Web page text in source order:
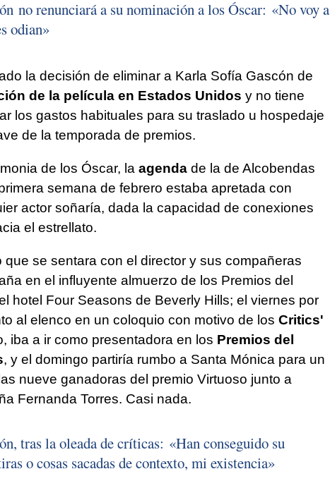
no renunciará a su nominación a los Óscar: «No voy a
odian»
la decisión de eliminar a Karla Sofía Gascón de
de la película en Estados Unidos y no tiene
los gastos habituales para su traslado u hospedaje
de la temporada de premios.
de los Óscar, la agendade la de Alcobendas
semana de febrero estaba apretada con
actor soñaría, dada la capacidad de conexiones
el estrellato.
se sentara con el director y sus compañeras
en el influyente almuerzo de los Premios del
hotel Four Seasons de Beverly Hills; el viernes por
al elenco en un coloquio con motivo de los Critics'
iba a ir como presentadora en los Premios del
, y el domingo partiría rumbo a Santa Mónica para un
nueve ganadoras del premio Virtuoso junto a
Fernanda Torres. Casi nada.
tras la oleada de críticas: «Han conseguido su
o cosas sacadas de contexto, mi existencia»